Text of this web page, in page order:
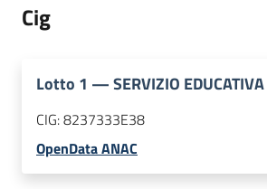
Cig
Lotto 1 —SERVIZIO
CIG:8237333E38
OpenData ANAC